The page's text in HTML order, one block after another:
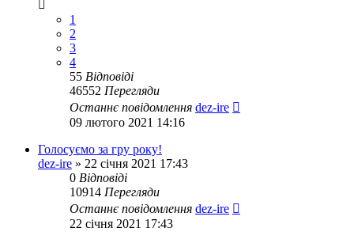
1
2
3
4
55 Відповіді
46552 Перегляди
Останнє повідомлення dez-ire
09 лютого 2021 14:16
Голосуємо за гру року!
dez-ire » 22 січня 2021 17:43
0 Відповіді
10914 Перегляди
Останнє повідомлення dez-ire
22 січня 2021 17:43